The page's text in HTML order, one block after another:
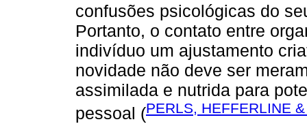
confusões psicológicas do
Portanto, o contato entre
indivíduo um ajustamento
novidade não deve ser
assimilada e nutrida para
pessoal (PERLS, HEFFERLINE